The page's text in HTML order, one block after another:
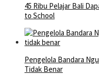
45 Ribu Pelajar Bali
to School
Pengelola Bandara
Tidak Benar